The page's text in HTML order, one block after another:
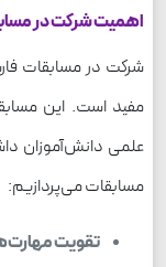
اهمیت شرکت در
شرکت در مسابقات
مفید است. این
علمی دانش‌آموزان
مسابقات می‌پردازیم:
تقویت